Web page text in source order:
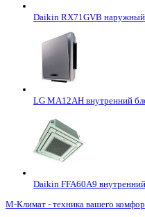
Daikin RX71GVB наружный
LG MA12AH внутренний
Daikin FFA60A9
М-Климат - техника вашего